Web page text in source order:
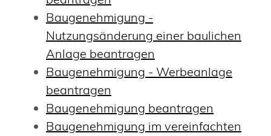
Baugenehmigung -
Nutzungsänderung einer baulichen
Anlage beantragen
Baugenehmigung - Werbeanlage
beantragen
Baugenehmigung beantragen
Baugenehmigung im vereinfachten